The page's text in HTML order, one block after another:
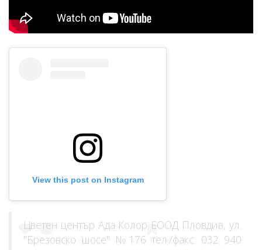
View this post on Instagram
Цветен център Ада Колор ЕООД Пловдив, ул.
"Брезовско шосе" №176 тел./факс: 032 940